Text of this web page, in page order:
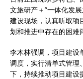
文旅研产＋”一体化发
建设现场，认真听取项
划和推进中存在的困难
李木林强调，项目建设
调度，实行清单式管理
下，持续推动项目建设